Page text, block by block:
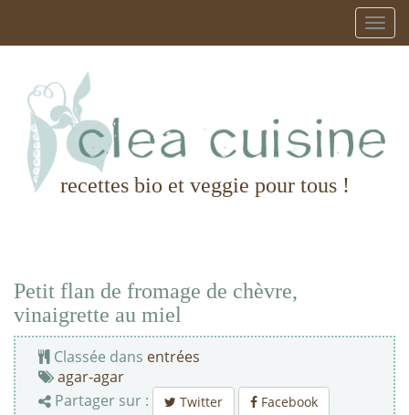
recettes bio et veggie pour tous !
Petit flan de fromage de chèvre,
vinaigrette au miel
Classée dans entrées
agar-agar
Partager sur :
Twitter
Facebook